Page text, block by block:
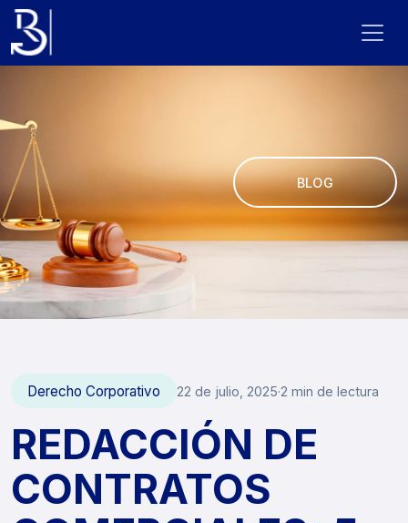
BLOG
Derecho Corporativo 22 de julio, 2025·2 min de lectura
REDACCIÓN DE
CONTRATOS